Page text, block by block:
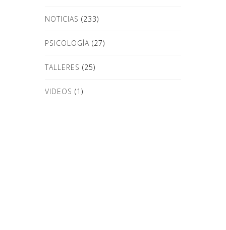
NOTICIAS (233)
PSICOLOGÍA (27)
TALLERES (25)
VIDEOS (1)